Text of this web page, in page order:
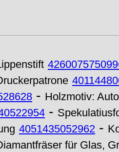
- Holzmotiv:
-
4051435052962 -
für Glas,